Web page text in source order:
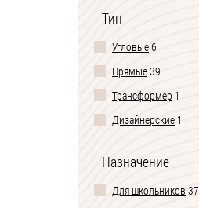
Тип
Угловые6
Прямые39
Трансформер 1
Дизайнерские 1
Назначение
Для школьников 37